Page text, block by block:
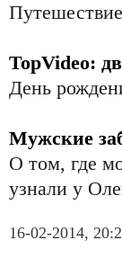
TopVideo:
День
Мужские
О том, где
узнали у
16-02-2014,